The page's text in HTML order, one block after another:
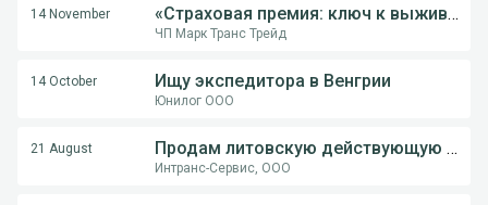
14 November «Страховая премия: ключ к выживанию перевозчика в международной логистике»
ЧП Марк Транс Трейд
14 October Ищу экспедитора в Венгрии
Юнилог ООО
21 August Продам литовскую действующую компанию
Интранс-Сервис, ООО